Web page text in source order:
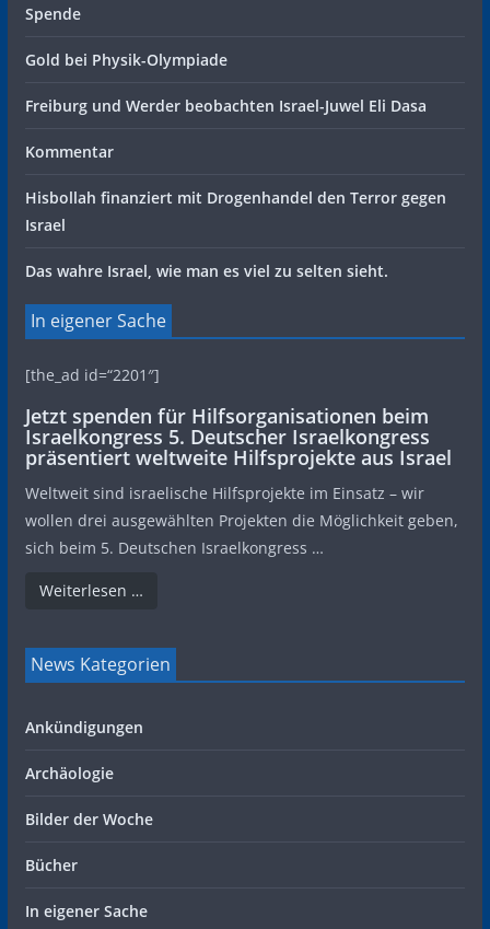
Spende
Gold bei Physik-Olympiade
Freiburg und Werder beobachten Israel-Juwel Eli Dasa
Kommentar
Hisbollah finanziert mit Drogenhandel den Terror gegen
Israel
Das wahre Israel, wie man es viel zu selten sieht.
In eigener Sache
[the_ad id=“2201″]
Jetzt spenden für Hilfsorganisationen beim
Israelkongress 5. Deutscher Israelkongress
präsentiert weltweite Hilfsprojekte aus Israel
Weltweit sind israelische Hilfsprojekte im Einsatz – wir
wollen drei ausgewählten Projekten die Möglichkeit geben,
sich beim 5. Deutschen Israelkongress …
Weiterlesen …
News Kategorien
Ankündigungen
Archäologie
Bilder der Woche
Bücher
In eigener Sache